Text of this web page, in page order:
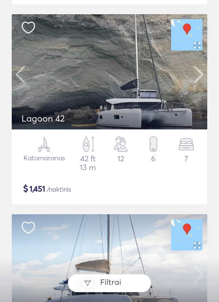
Filtrai
Lagoon 42
Katamaranas
42 ft
13 m
12 6 7
$1,451 /naktinis